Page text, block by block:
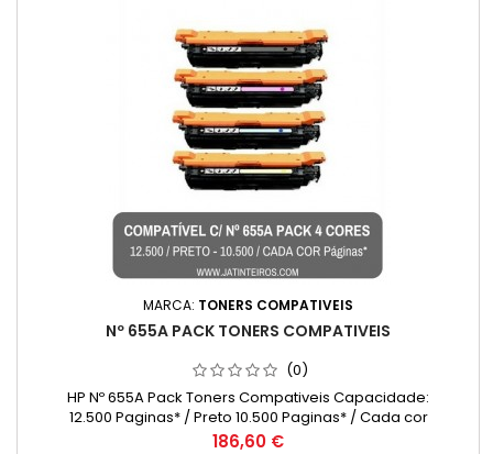
MARCA: TONERS COMPATIVEIS
Nº 655A PACK TONERS COMPATIVEIS
(0)
HP Nº 655A Pack Toners Compativeis Capacidade:
12.500 Paginas* / Preto 10.500 Paginas* / Cada cor
Preço
186,60 €